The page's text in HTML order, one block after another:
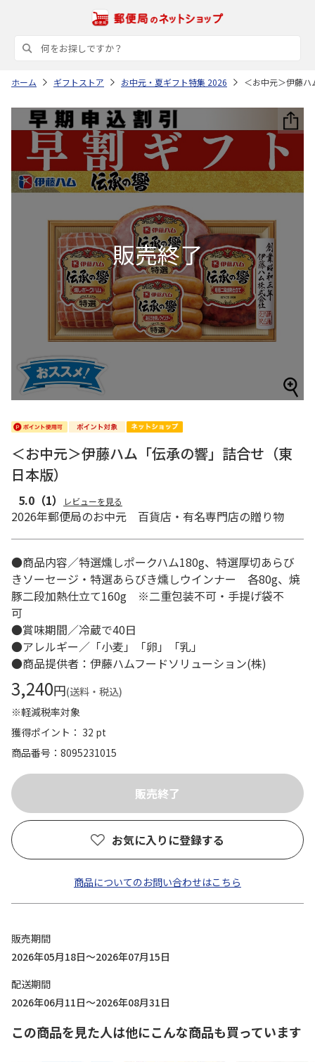
ホーム ギフトストア お中元・夏ギフト特集 2026 ＜お中元＞伊藤
＜お中元＞伊藤ハム「伝承の響」詰合せ（東
日本版）
5.0 （1） レビューを見る
2026年郵便局のお中元 百貨店・有名専門店の贈り物
●商品内容／特選燻しポークハム180g、特選厚切あらび
きソーセージ・特選あらびき燻しウインナー 各80g、焼
豚二段加熱仕立て160g ※二重包装不可・手提げ袋不
可
●賞味期間／冷蔵で40日
●アレルギー／「小麦」「卵」「乳」
●商品提供者：伊藤ハムフードソリューション(株)
3,240円(送料・税込)
※軽減税率対象
獲得ポイント： 32 pt
商品番号
8095231015
お気に入りに登録する
商品についてのお問い合わせはこちら
販売期間
2026年05月18日～2026年07月15日
配送期間
2026年06月11日～2026年08月31日
この商品を見た人は他にこんな商品も買っています